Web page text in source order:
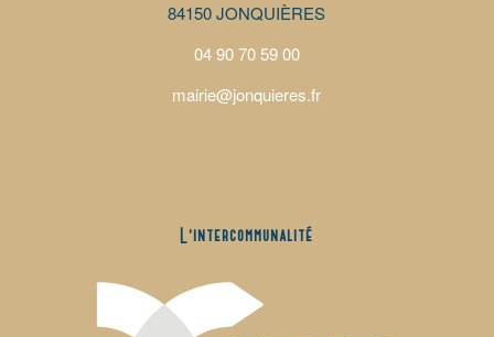
84150 JONQUIÈRES
04 90 70 59 00
mairie@jonquieres.fr
L’intercommunalité